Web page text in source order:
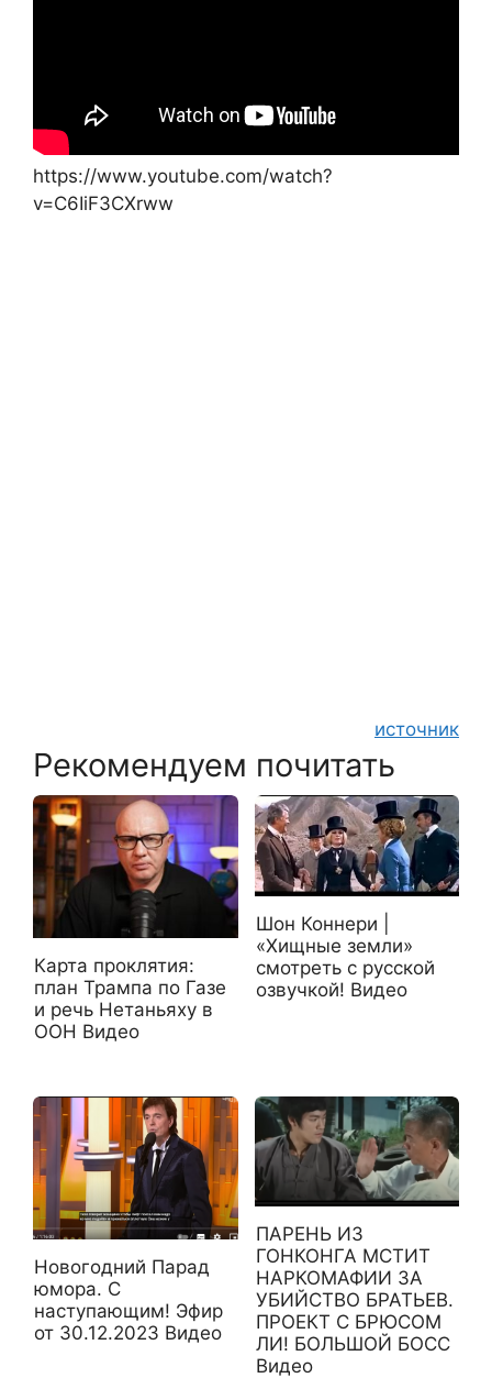
https://www.youtube.com/watch?
v=C6IiF3CXrww
источник
Рекомендуем почитать
Карта проклятия:
план Трампа по Газе
и речь Нетаньяху в
ООН Видео
Шон Коннери |
«Хищные земли»
смотреть с русской
озвучкой! Видео
Новогодний Парад
юмора. С
наступающим! Эфир
от 30.12.2023 Видео
ПАРЕНЬ ИЗ
ГОНКОНГА МСТИТ
НАРКОМАФИИ ЗА
УБИЙСТВО БРАТЬЕВ.
ПРОЕКТ С БРЮСОМ
ЛИ! БОЛЬШОЙ БОСС
Видео